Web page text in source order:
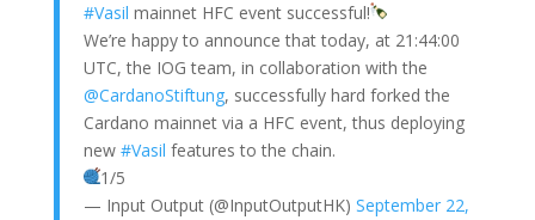
#Vasil mainnet HFC event successful!
We’re happy to announce that today, at 21:44:00
UTC, the IOG team, in collaboration with the
@CardanoStiftung, successfully hard forked the
Cardano mainnet via a HFC event, thus deploying
new #Vasil features to the chain.
1/5
— Input Output (@InputOutputHK) September 22,